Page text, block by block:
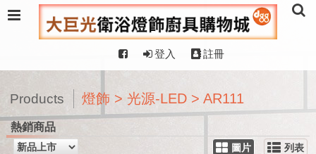
登入 註冊
Products 燈飾 > 光源-LED > AR111
熱銷商品
圖片 列表